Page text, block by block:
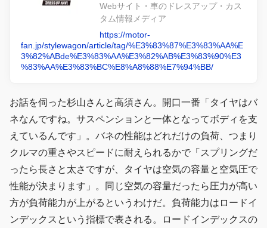
Webサイト・車のドレスアップ・カス
タム情報メディア
https://motor-
fan.jp/stylewagon/article/tag/%E3%83%87%E3%83%AA%E
3%82%ABde%E3%83%AA%E3%82%AB%E3%83%90%E3
%83%AA%E3%83%BC%E8%A8%88%E7%94%BB/
お話を伺った杉山さんと高須さん。開口一番「タイヤはバ
ネなんですね。サスペンションと一体となってボディを支
えているんです」。バネの性能はどれだけの負荷、つまり
クルマの重さやスピードに耐えられるかで「スプリングだ
ったら長さと太さですが、タイヤは空気の容量と空気圧で
性能が決まります」。同じ空気の容量だったら圧力が高い
方が負荷能力が上がるというわけだ。負荷能力はロードイ
ンデックスという指標で表される。ロードインデックスの